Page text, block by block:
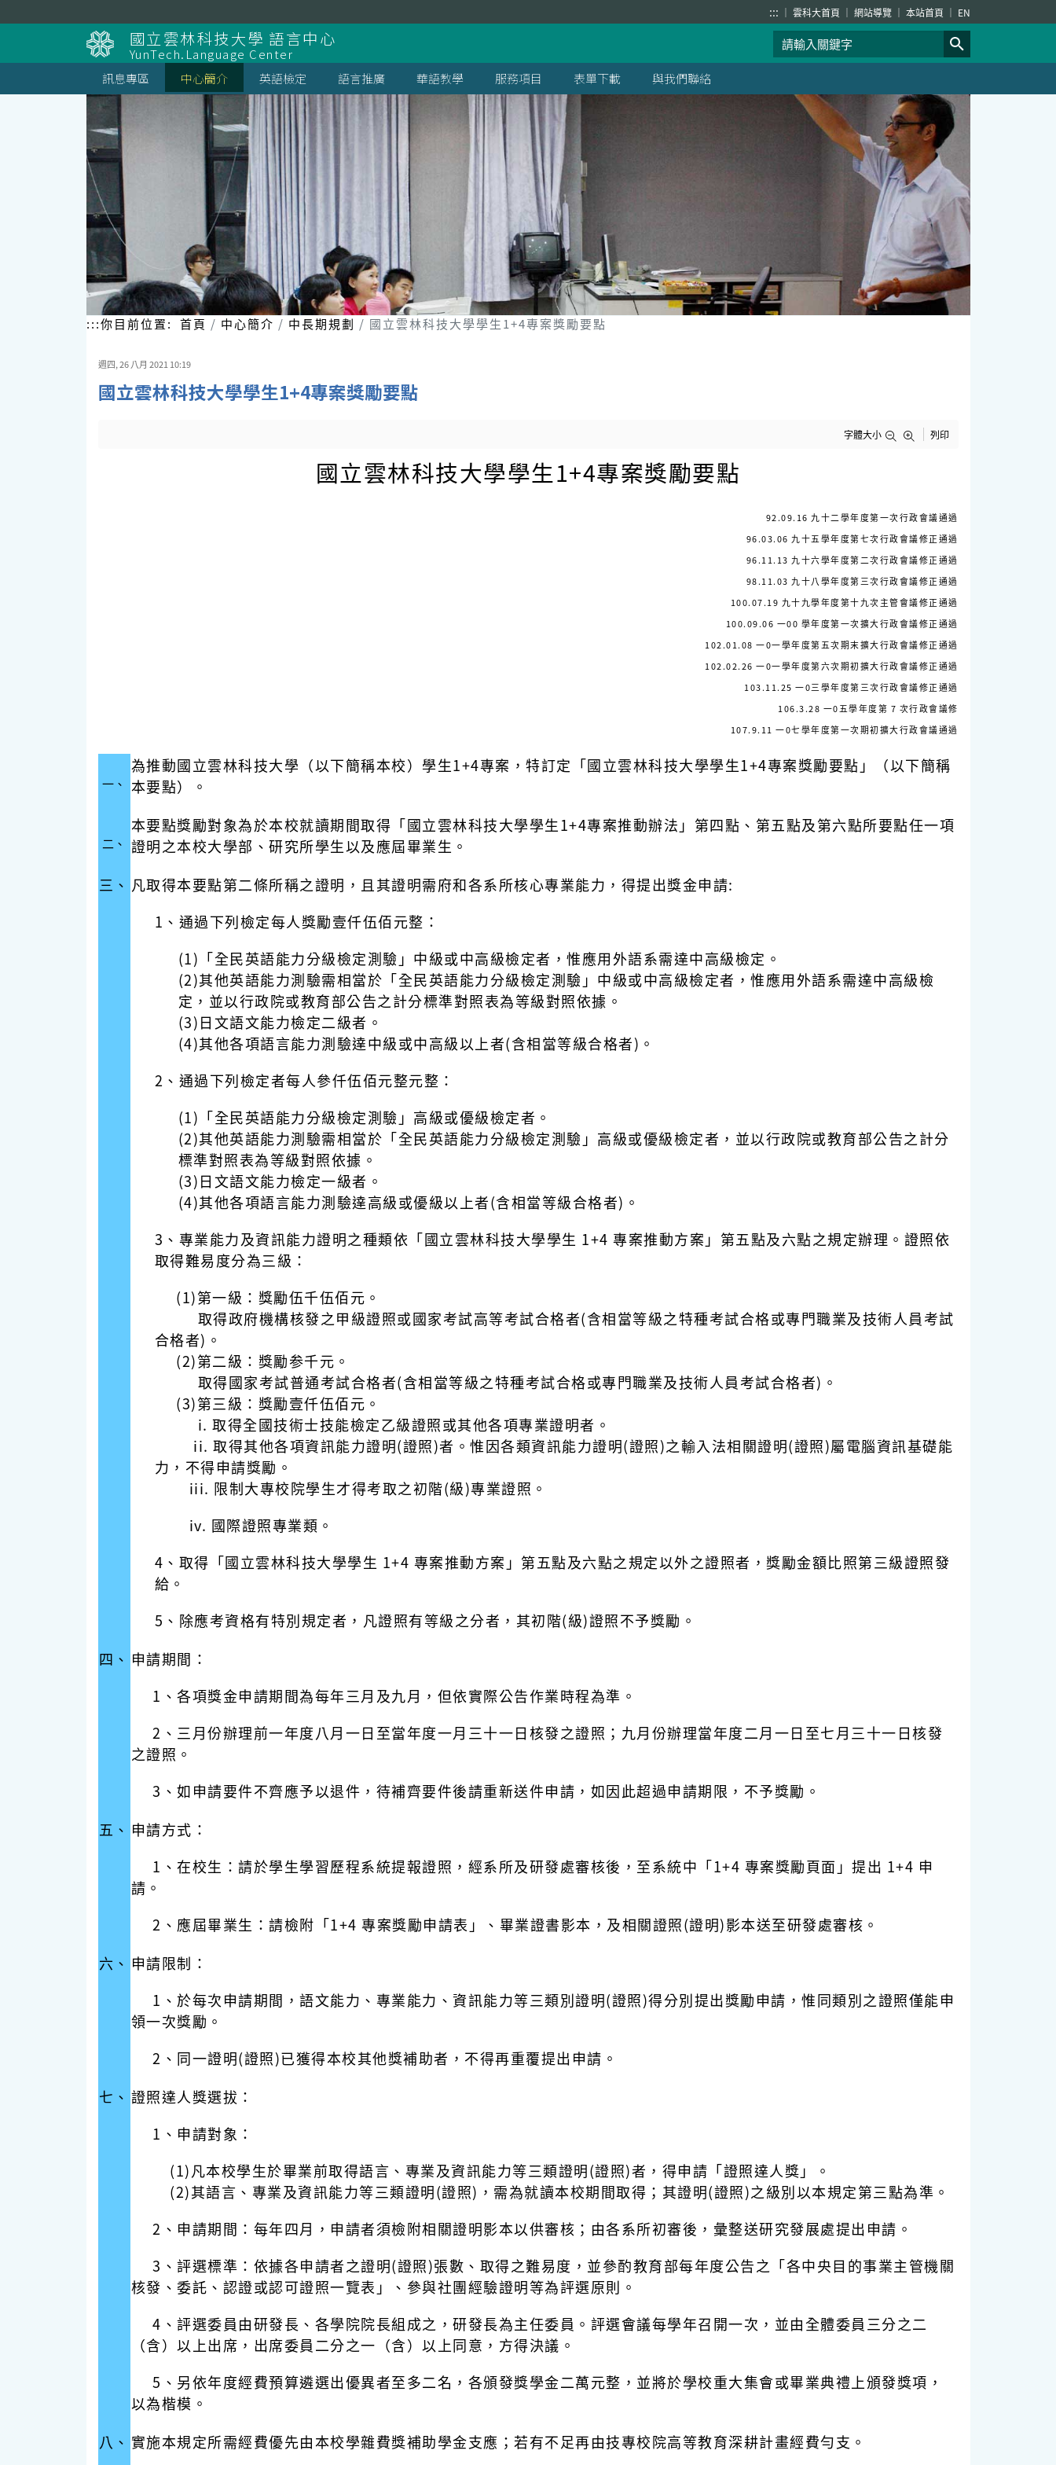
到
::: 雲科大首頁 網站導覽 本站首頁 EN
國立雲林科技大學 語言中心
YunTech.Language Center
訊息專區
中心簡介 英語檢定 語言推廣 華語教學 服務項目 表單下載 與我們聯絡
:::你目前位置: 首頁 中心簡介 中長期規劃 國立雲林科技大學學生1+4專案獎勵要點
週四, 26 八月 2021 10:19
國立雲林科技大學學生1+4專案獎勵要點
字體大小 列印
國立雲林科技大學學生1+4專案獎勵要點
92.09.16 九十二學年度第一次行政會議通過
96.03.06 九十五學年度第七次行政會議修正通過
96.11.13 九十六學年度第二次行政會議修正通過
98.11.03 九十八學年度第三次行政會議修正通過
100.07.19 九十九學年度第十九次主管會議修正通過
100.09.06 一00 學年度第一次擴大行政會議修正通過
102.01.08 一0一學年度第五次期末擴大行政會議修正通過
102.02.26 一0一學年度第六次期初擴大行政會議修正通過
103.11.25 一0三學年度第三次行政會議修正通過
106.3.28 一0五學年度第 7 次行政會議修
107.9.11 一0七學年度第一次期初擴大行政會議通過
一、
為推動國立雲林科技大學（以下簡稱本校）學生1+4專案，特訂定「國立雲林科技大學學生1+4專案獎勵要點」（以下簡稱
本要點）。
二、
本要點獎勵對象為於本校就讀期間取得「國立雲林科技大學學生1+4專案推動辦法」第四點、第五點及第六點所要點任一項
證明之本校大學部、研究所學生以及應屆畢業生。
三、 凡取得本要點第二條所稱之證明，且其證明需府和各系所核心專業能力，得提出獎金申請:
1、通過下列檢定每人獎勵壹仟伍佰元整：
(1)「全民英語能力分級檢定測驗」中級或中高級檢定者，惟應用外語系需達中高級檢定。
(2)其他英語能力測驗需相當於「全民英語能力分級檢定測驗」中級或中高級檢定者，惟應用外語系需達中高級檢
定，並以行政院或教育部公告之計分標準對照表為等級對照依據。
(3)日文語文能力檢定二級者。
(4)其他各項語言能力測驗達中級或中高級以上者(含相當等級合格者)。
2、通過下列檢定者每人參仟伍佰元整元整：
(1)「全民英語能力分級檢定測驗」高級或優級檢定者。
(2)其他英語能力測驗需相當於「全民英語能力分級檢定測驗」高級或優級檢定者，並以行政院或教育部公告之計分
標準對照表為等級對照依據。
(3)日文語文能力檢定一級者。
(4)其他各項語言能力測驗達高級或優級以上者(含相當等級合格者)。
3、 專業能力及資訊能力證明之種類依「國立雲林科技大學學生 1+4 專案推動方案」第五點及六點之規定辦理。證照依
取得難易度分為三級：
(1)第一級：獎勵伍千伍佰元。
取得政府機構核發之甲級證照或國家考試高等考試合格者(含相當等級之特種考試合格或專門職業及技術人員考試
合格者)。
(2)第二級：獎勵参千元。
取得國家考試普通考試合格者(含相當等級之特種考試合格或專門職業及技術人員考試合格者)。
(3)第三級：獎勵壹仟伍佰元。
i. 取得全國技術士技能檢定乙級證照或其他各項專業證明者。
ii. 取得其他各項資訊能力證明(證照)者。惟因各類資訊能力證明(證照)之輸入法相關證明(證照)屬電腦資訊基礎能
力，不得申請獎勵。
iii. 限制大專校院學生才得考取之初階(級)專業證照。
iv. 國際證照專業類。
4、 取得「國立雲林科技大學學生 1+4 專案推動方案」第五點及六點之規定以外之證照者，獎勵金額比照第三級證照發
給。
5、 除應考資格有特別規定者，凡證照有等級之分者，其初階(級)證照不予獎勵。
四、 申請期間：
1、各項獎金申請期間為每年三月及九月，但依實際公告作業時程為準。
2、 三月份辦理前一年度八月一日至當年度一月三十一日核發之證照；九月份辦理當年度二月一日至七月三十一日核發
之證照。
3、如申請要件不齊應予以退件，待補齊要件後請重新送件申請，如因此超過申請期限，不予獎勵。
五、 申請方式：
1、在校生：請於學生學習歷程系統提報證照，經系所及研發處審核後，至系統中「1+4 專案獎勵頁面」提出 1+4 申
請。
2、應屆畢業生：請檢附「1+4 專案獎勵申請表」、畢業證書影本，及相關證照(證明)影本送至研發處審核。
六、 申請限制：
1、於每次申請期間，語文能力、專業能力、資訊能力等三類別證明(證照)得分別提出獎勵申請，惟同類別之證照僅能申
領一次獎勵。
2、同一證明(證照)已獲得本校其他獎補助者，不得再重覆提出申請。
七、 證照達人獎選拔：
1、申請對象：
(1)凡本校學生於畢業前取得語言、專業及資訊能力等三類證明(證照)者，得申請「證照達人獎」。
(2)其語言、專業及資訊能力等三類證明(證照)，需為就讀本校期間取得；其證明(證照)之級別以本規定第三點為準。
2、申請期間：每年四月，申請者須檢附相關證明影本以供審核；由各系所初審後，彙整送研究發展處提出申請。
3、評選標準：依據各申請者之證明(證照)張數、取得之難易度，並參酌教育部每年度公告之「各中央目的事業主管機關
核發、委託、認證或認可證照一覽表」、參與社團經驗證明等為評選原則。
4、評選委員由研發長、各學院院長組成之，研發長為主任委員。評選會議每學年召開一次，並由全體委員三分之二
（含）以上出席，出席委員二分之一（含）以上同意，方得決議。
5、另依年度經費預算遴選出優異者至多二名，各頒發獎學金二萬元整，並將於學校重大集會或畢業典禮上頒發獎項，
以為楷模。
八、 實施本規定所需經費優先由本校學雜費獎補助學金支應；若有不足再由技專校院高等教育深耕計畫經費勻支。